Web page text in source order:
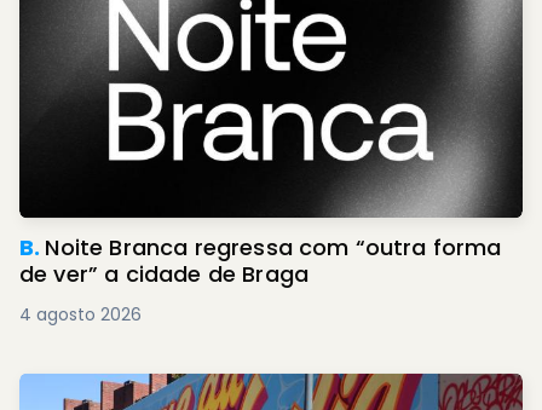
B. Noite Branca regressa com “outra forma
de ver” a cidade de Braga
4 agosto 2026